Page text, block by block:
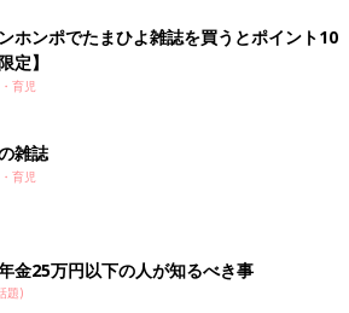
ホンポでたまひよ雑誌を買うとポイント10
定】
育児
雑誌
育児
金25万円以下の人が知るべき事
題)